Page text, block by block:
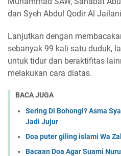
dan Syeh Abdul Qodir Al
Lanjutkan dengan
sebanyak 99 kali satu duduk,
untuk tidur dan beraktifitas
melakukan cara diatas.
BACA JUGA
Sering Di Bohongi? Asma
Jadi Jujur
Doa puter giling islami Wa
Bacaan Doa Agar Suami